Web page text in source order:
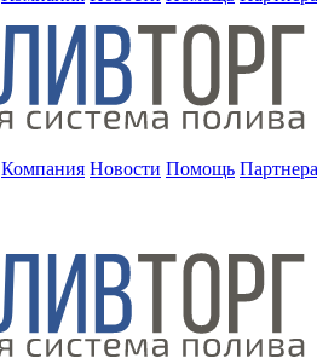
Компания Новости Помощь